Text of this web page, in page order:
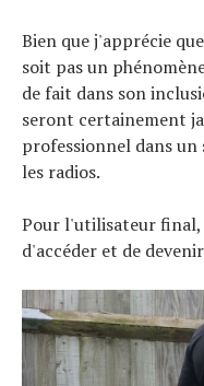
Bien que j'apprécie
soit pas un
de fait dans son
seront certainement
professionnel dans un
les radios.
Pour l'utilisateur final,
d'accéder et de